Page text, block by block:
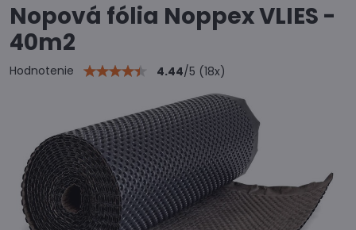
Nopová fólia Noppex VLIES -
40m2
Hodnotenie 4.44/5 (18x)